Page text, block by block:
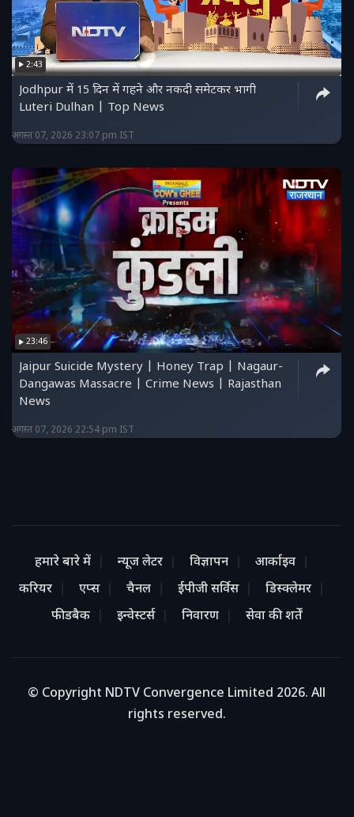
2:43
Jodhpur में 15 दिन में गहने और नकदी समेटकर भागी
Luteri Dulhan | Top News
अगस्त 07, 2026 23:07 pm IST
23:46
Jaipur Suicide Mystery | Honey Trap | Nagaur-
Dangawas Massacre | Crime News | Rajasthan
News
अगस्त 07, 2026 22:54 pm IST
हमारे बारे में न्यूज लेटर विज्ञापन
आर्काइव
करियर
एप्स चैनल ईपीजी सर्विस
डिस्क्लेमर
फीडबैक
इन्वेस्टर्स निवारण सेवा की शर्तें
© Copyright NDTV Convergence Limited 2026. All
rights reserved.